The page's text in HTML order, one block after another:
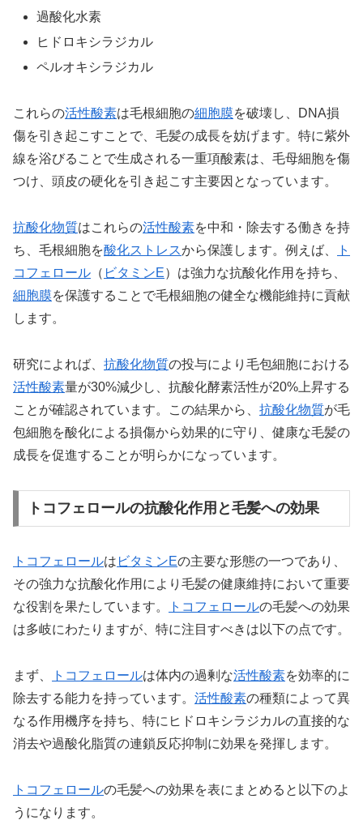
過酸化水素
ヒドロキシラジカル
ペルオキシラジカル
これらの活性酸素は毛根細胞の細胞膜を破壊し、DNA損
傷を引き起こすことで、毛髪の成長を妨げます。特に紫外
線を浴びることで生成される一重項酸素は、毛母細胞を傷
つけ、頭皮の硬化を引き起こす主要因となっています。
抗酸化物質はこれらの活性酸素を中和・除去する働きを持
ち、毛根細胞を酸化ストレスから保護します。例えば、
ト
コフェロール （ ビタミンE）は強力な抗酸化作用を持ち、
細胞膜を保護することで毛根細胞の健全な機能維持に貢献
します。
研究によれば、 抗酸化物質の投与により毛包細胞における
活性酸素量が30%減少し、抗酸化酵素活性が20%上昇する
ことが確認されています。この結果から、 抗酸化物質が毛
包細胞を酸化による損傷から効果的に守り、健康な毛髪の
成長を促進することが明らかになっています。
トコフェロールの抗酸化作用と毛髪への効果
トコフェロールは ビタミンEの主要な形態の一つであり、
その強力な抗酸化作用により毛髪の健康維持において重要
な役割を果たしています。
トコフェロールの毛髪への効果
は多岐にわたりますが、特に注目すべきは以下の点です。
まず、 トコフェロールは体内の過剰な活性酸素を効率的に
除去する能力を持っています。 活性酸素の種類によって異
なる作用機序を持ち、特にヒドロキシラジカルの直接的な
消去や過酸化脂質の連鎖反応抑制に効果を発揮します。
トコフェロールの毛髪への効果を表にまとめると以下のよ
うになります。